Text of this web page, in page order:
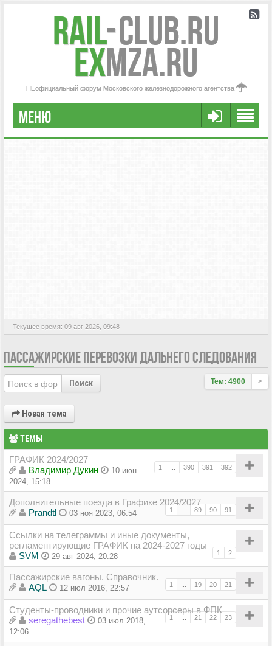
Rail-Club.RU
exMZA.RU
НЕофициальный форум Московского железнодорожного агентства
МЕНЮ
РЕГИСТРАЦИЯ
Текущее время: 09 авг 2026, 09:48
ПАССАЖИРСКИЕ ПЕРЕВОЗКИ ДАЛЬНЕГО СЛЕДОВАНИЯ
Поиск Тем: 4900 >
Новая тема
ТЕМЫ
ГРАФИК 2024/2027
1 390 391 392
Владимир Дукин
10 июн
2024, 15:18
Дополнительные поезда в Графике 2024/2027
1 89 90 91
Prandtl 03 ноя 2023, 06:54
Ссылки на телеграммы и иные документы,
регламентирующие ГРАФИК на 2024-2027 годы
1 2
SVM 29 авг 2024, 20:28
Пассажирские вагоны. Справочник.
1 19 20 21
AQL 12 июл 2016, 22:57
Студенты-проводники и прочие аутсорсеры в ФПК
1 ... 21 22 23
seregathebest
03 июл 2018,
12:06